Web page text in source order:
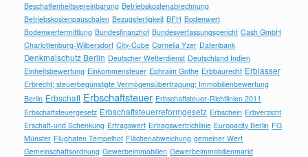
Beschaffenheitsvereinbarung Betriebskostenabrechnung
Betriebskostenpauschalen Bezugsfertigkeit BFH Bodenwert
Bodenwertermittlung Bundesfinanzhof Bundesverfassungsgericht Cash GmbH
Charlottenburg-Wilbersdorf City-Cube Cornelia Yzer Datenbank
Denkmalschutz Berlin Deutscher Wetterdienst Deutschland Indien
Einheitsbewertung Einkommensteuer Ephraim Gothe Erbbaurecht Erblasser
Erbrecht; steuerbegünstigte Vermögensübertragung; Immobilienbewertung
Berlin Erbschaft Erbschaftsteuer Erbschaftsteuer-Richtlinien 2011
Erbschaftsteuergesetz Erbschaftsteuerreformgesetz Erbschein Erbverzicht
Erschaft-und Schenkung Ertragswert Ertragswertrichlinie Europacity Berlin FG
Münster Flughafen Tempelhof Flächenabweichung gemeiner Wert
Gemeinschaftsordnung Gewerbeimmobilien Gewerbeimmobilienmarkt